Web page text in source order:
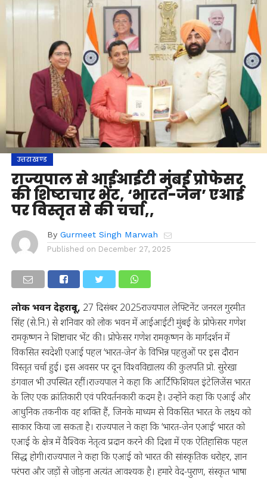
उत्तराखण्ड
राज्यपाल से आईआईटी मुंबई प्रोफेसर
की शिष्टाचार भेंट, ‘भारत-जेन’ एआई
पर विस्तृत से की चर्चा,,
By Gurmeet Singh Marwah
Published on December 27, 2025
लोक भवन देहरादून, 27 दिसंबर 2025राज्यपाल लेफ्टिनेंट जनरल गुरमीत
सिंह (से.नि.) से शनिवार को लोक भवन में आईआईटी मुंबई के प्रोफेसर गणेश
रामकृष्णन ने शिष्टाचार भेंट की। प्रोफेसर गणेश रामकृष्णन के मार्गदर्शन में
विकसित स्वदेशी एआई पहल ‘भारत-जेन’ के विभिन्न पहलुओं पर इस दौरान
विस्तृत चर्चा हुई। इस अवसर पर दून विश्वविद्यालय की कुलपति प्रो. सुरेखा
डंगवाल भी उपस्थित रहीं।राज्यपाल ने कहा कि आर्टिफिशियल इंटेलिजेंस भारत
के लिए एक क्रांतिकारी एवं परिवर्तनकारी कदम है। उन्होंने कहा कि एआई और
आधुनिक तकनीक वह शक्ति हैं, जिनके माध्यम से विकसित भारत के लक्ष्य को
साकार किया जा सकता है। राज्यपाल ने कहा कि ‘भारत-जेन एआई’ भारत को
एआई के क्षेत्र में वैश्विक नेतृत्व प्रदान करने की दिशा में एक ऐतिहासिक पहल
सिद्ध होगी।राज्यपाल ने कहा कि एआई को भारत की सांस्कृतिक धरोहर, ज्ञान
परंपरा और जड़ों से जोड़ना अत्यंत आवश्यक है। हमारे वेद-पुराण, संस्कृत भाषा